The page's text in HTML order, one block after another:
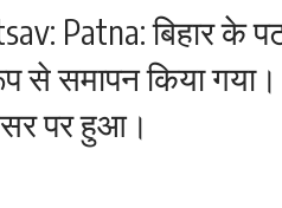
Patna: बिहार
समापन किया गया।
पर हुआ।